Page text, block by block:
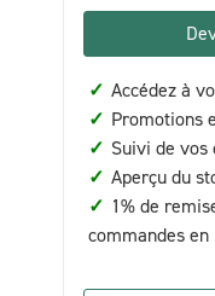
✓ Accédez à
✓ Promotions
✓ Suivi de
✓ Aperçu du
✓ 1% de
commandes